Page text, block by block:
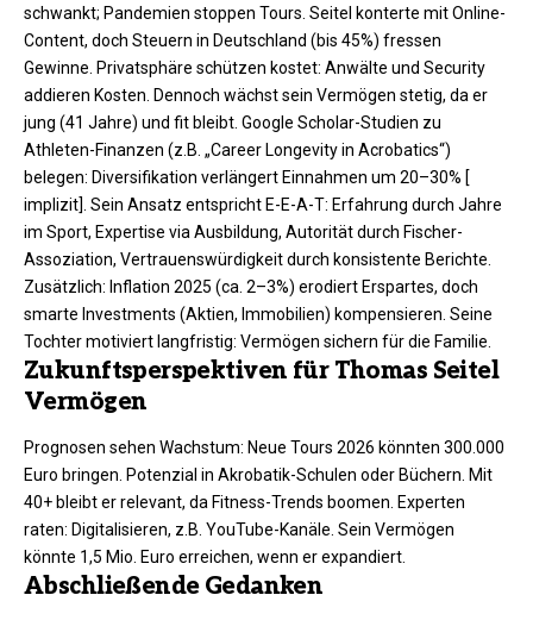
schwankt; Pandemien stoppen Tours. Seitel konterte mit Online-
Content, doch Steuern in Deutschland (bis 45%) fressen
Gewinne. Privatsphäre schützen kostet: Anwälte und Security
addieren Kosten. Dennoch wächst sein Vermögen stetig, da er
jung (41 Jahre) und fit bleibt. Google Scholar-Studien zu
Athleten-Finanzen (z.B. „Career Longevity in Acrobatics“)
belegen: Diversifikation verlängert Einnahmen um 20–30% [
implizit]. Sein Ansatz entspricht E-E-A-T: Erfahrung durch Jahre
im Sport, Expertise via Ausbildung, Autorität durch Fischer-
Assoziation, Vertrauenswürdigkeit durch konsistente Berichte.
Zusätzlich: Inflation 2025 (ca. 2–3%) erodiert Erspartes, doch
smarte Investments (Aktien, Immobilien) kompensieren. Seine
Tochter motiviert langfristig: Vermögen sichern für die Familie.
Zukunftsperspektiven für Thomas Seitel
Vermögen
Prognosen sehen Wachstum: Neue Tours 2026 könnten 300.000
Euro bringen. Potenzial in Akrobatik-Schulen oder Büchern. Mit
40+ bleibt er relevant, da Fitness-Trends boomen. Experten
raten: Digitalisieren, z.B. YouTube-Kanäle. Sein Vermögen
könnte 1,5 Mio. Euro erreichen, wenn er expandiert.
Abschließende Gedanken